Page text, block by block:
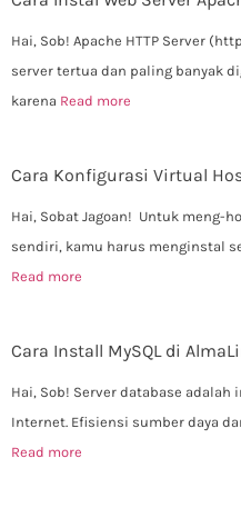
Hai, Sob! Apache HTTP Server
server tertua dan paling banyak
karena Read more
Cara Konfigurasi Virtual
Hai, Sobat Jagoan! Untuk meng-
sendiri, kamu harus menginstal
Read more
Cara Install MySQL di
Hai, Sob! Server database
Internet. Efisiensi sumber daya
Read more